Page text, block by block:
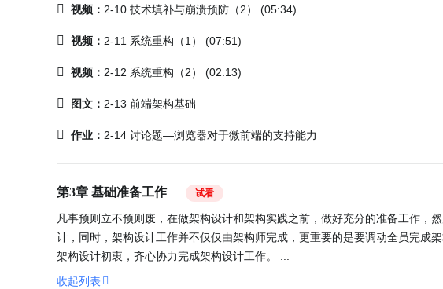
视频： 2-10 技术填补与崩溃预防（2） (05:34)
视频： 2-11 系统重构（1） (07:51)
视频： 2-12 系统重构（2） (02:13)
图文： 2-13 前端架构基础
作业： 2-14 讨论题—浏览器对于微前端的支持能力
第3章 基础准备工作 试看
凡事预则立不预则废，在做架构设计和架构实践之前，做好充分的准备工作，
计，同时，架构设计工作并不仅仅由架构师完成，更重要的是要调动全员完成
架构设计初衷，齐心协力完成架构设计工作。 ...
收起列表